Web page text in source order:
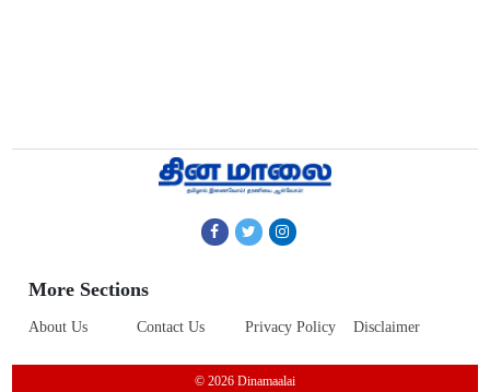
More Sections
About Us Contact Us Privacy Policy Disclaimer
© 2026 Dinamaalai